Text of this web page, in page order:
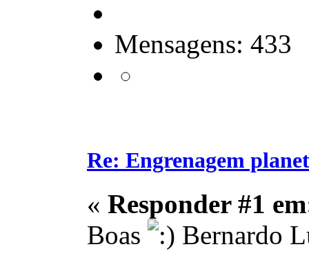
Mensagens: 433
Re: Engrenagem
« Responder #1
Boas
Bernardo